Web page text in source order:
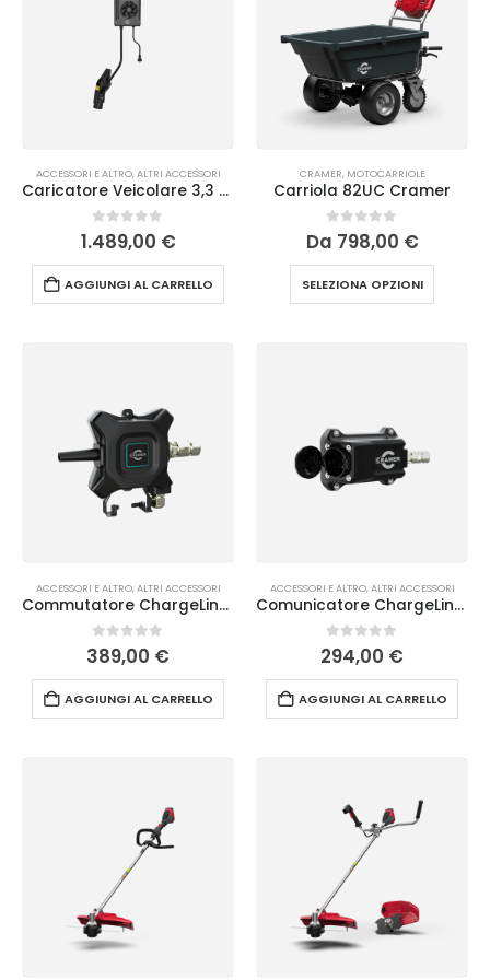
ACCESSORI E ALTRO,ALTRI ACCESSORI
Caricatore Veicolare 3,3 kW Cramer
0Su 5
1.489,00 €
AGGIUNGI AL CARRELLO
CRAMER, MOTOCARRIOLE
Carriola 82UC Cramer
Su 5
Da 798,00 €
SELEZIONA OPZIONI
ACCESSORI E ALTRO,ALTRI ACCESSORI
Commutatore ChargeLink™ Cramer
0Su 5
389,00 €
AGGIUNGI AL CARRELLO
ACCESSORI E ALTRO,ALTRI ACCESSORI
Comunicatore ChargeLink™ Cramer
0Su 5
294,00 €
AGGIUNGI AL CARRELLO